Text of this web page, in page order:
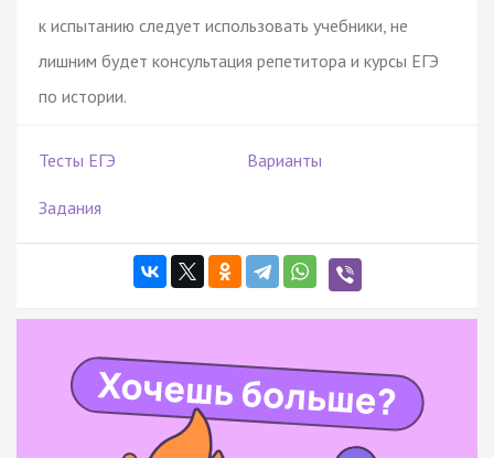
к испытанию следует использовать учебники, не
лишним будет консультация репетитора и курсы ЕГЭ
по истории.
Тесты ЕГЭ Варианты
Задания